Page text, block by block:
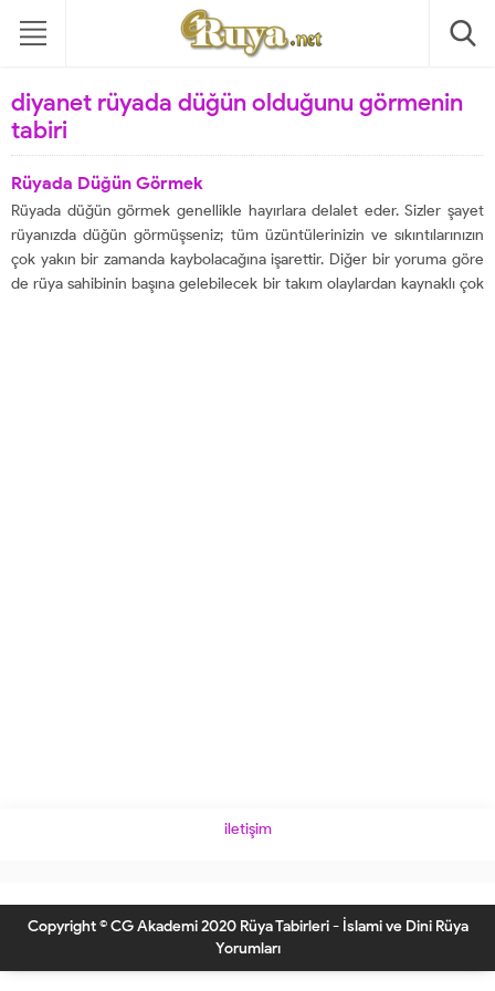
diyanet rüyada düğün olduğunu görmenin
tabiri
Rüyada Düğün Görmek
Rüyada düğün görmek genellikle hayırlara delalet eder. Sizler şayet
rüyanızda düğün görmüşseniz; tüm üzüntülerinizin ve sıkıntılarınızın
çok yakın bir zamanda kaybolacağına işarettir. Diğer bir yoruma göre
de rüya sahibinin başına gelebilecek bir takım olaylardan kaynaklı çok
iletişim
Copyright © CG Akademi 2020 Rüya Tabirleri - İslami ve Dini Rüya
Yorumları